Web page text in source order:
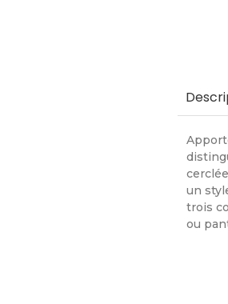
un
trois
ou